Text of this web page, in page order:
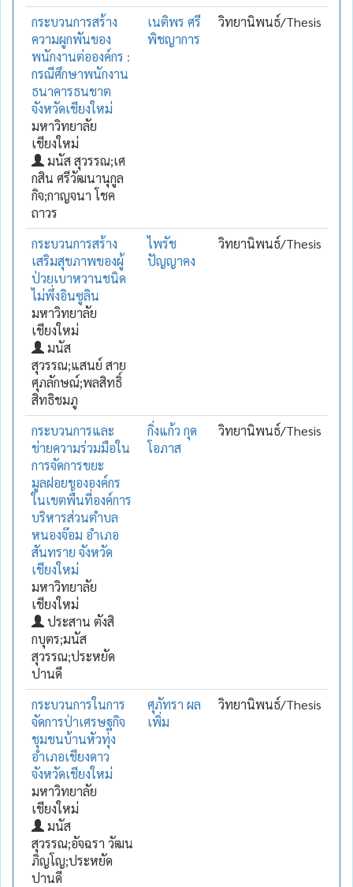
กระบวนการสร้าง
ความผูกพันของ
พนักงานต่อองค์กร :
กรณีศึกษาพนักงาน
ธนาคารธนชาต
จังหวัดเชียงใหม่
มหาวิทยาลัย
เชียงใหม่
มนัส สุวรรณ;เศ
กสิน ศรีวัฒนานุกูล
กิจ;กาญจนา โชค
ถาวร
เนติพร ศรี
พิชญาการ
วิทยานิพนธ์/Thesis
กระบวนการสร้าง
เสริมสุขภาพของผู้
ป่วยเบาหวานชนิด
ไม่พึ่งอินซูลิน
มหาวิทยาลัย
เชียงใหม่
มนัส
สุวรรณ;แสนย์ สาย
ศุภลักษณ์;พลสิทธิ์
สิทธิชมภู
ไพรัช
ปัญญาคง
วิทยานิพนธ์/Thesis
กระบวนการและ
ข่ายความร่วมมือใน
การจัดการขยะ
มูลฝอยขององค์กร
ในเขตพื้นที่องค์การ
บริหารส่วนตำบล
หนองจ๊อม อำเภอ
สันทราย จังหวัด
เชียงใหม่
มหาวิทยาลัย
เชียงใหม่
ประสาน ตังสิ
กบุตร;มนัส
สุวรรณ;ประหยัด
ปานดี
กิ่งแก้ว กุด
โอภาส
วิทยานิพนธ์/Thesis
กระบวนการในการ
จัดการป่าเศรษฐกิจ
ชุมชนบ้านหัวทุ่ง
อำเภอเชียงดาว
จังหวัดเชียงใหม่
มหาวิทยาลัย
เชียงใหม่
มนัส
สุวรรณ;อัจฉรา วัฒน
ภิญโญ;ประหยัด
ปานดี
ศุภัทรา ผล
เพิ่ม
วิทยานิพนธ์/Thesis